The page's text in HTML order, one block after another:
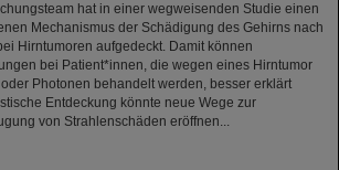
hat in einer wegweisenden Studie einen
Mechanismus der Schädigung des Gehirns nach
Hirntumoren aufgedeckt. Damit können
bei Patient*innen, die wegen eines Hirntumor
Photonen behandelt werden, besser erklärt
Entdeckung könnte neue Wege zur
von Strahlenschäden eröffnen...